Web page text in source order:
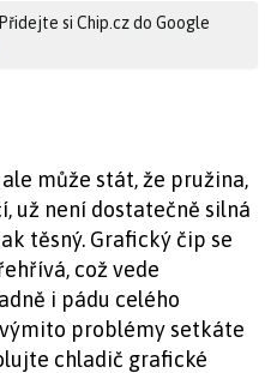
si Chip.cz do Google
může stát, že pružina,
už není dostatečně silná
těsný. Grafický čip se
což vede
i pádu celého
problémy setkáte
chladič grafické